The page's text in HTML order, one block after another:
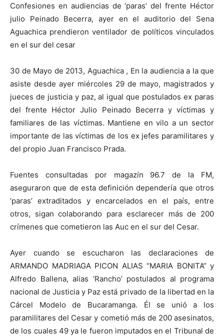
Confesiones en audiencias de ‘paras’ del frente Héctor
julio Peinado Becerra, ayer en el auditorio del Sena
Aguachica prendieron ventilador de políticos vinculados
en el sur del cesar
30 de Mayo de 2013, Aguachica , En la audiencia a la que
asiste desde ayer miércoles 29 de mayo, magistrados y
jueces de justicia y paz, al igual que postulados ex paras
del frente Héctor Julio Peinado Becerra y víctimas y
familiares de las víctimas. Mantiene en vilo a un sector
importante de las víctimas de los ex jefes paramilitares y
del propio Juan Francisco Prada.
Fuentes consultadas por magazín 96.7 de la FM,
aseguraron que de esta definición dependería que otros
‘paras’ extraditados y encarcelados en el país, entre
otros, sigan colaborando para esclarecer más de 200
crímenes que cometieron las Auc en el sur del Cesar.
Ayer cuando se escucharon las declaraciones de
ARMANDO MADRIAGA PICON ALIAS “MARIA BONITA” y
Alfredo Ballena, alias ‘Rancho’ postulados al programa
nacional de Justicia y Paz está privado de la libertad en la
Cárcel Modelo de Bucaramanga. Él se unió a los
paramilitares del Cesar y cometió más de 200 asesinatos,
de los cuales 49 ya le fueron imputados en el Tribunal de